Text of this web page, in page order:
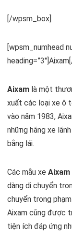
[/wpsm_box]
[wpsm_numhead
Aixam là một
xuất các loại xe ô
vào năm 1983,
những hãng xe
bằng lái.
Các mẫu xe Aixam
dàng di chuyển
chuyển trong
Aixam cũng được
tiện ích đáp ứng